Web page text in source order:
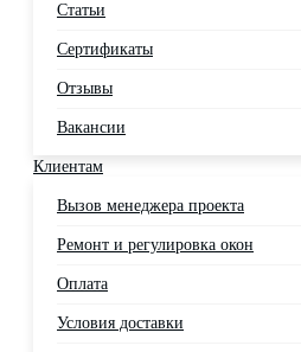
Статьи
Сертификаты
Отзывы
Вакансии
Клиентам
Вызов менеджера проекта
Ремонт и регулировка окон
Оплата
Условия доставки